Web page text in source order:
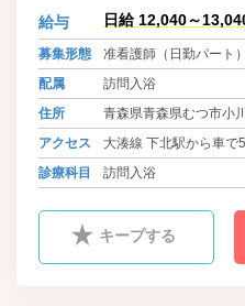
給与 日給 12,040～
募集形態
准看護師（日勤パート）
配属
訪問入浴
住所
青森県青森県むつ市小
アクセス
大湊線 下北駅から車で
診療科目
訪問入浴
キープする